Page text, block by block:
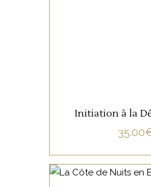
Initiation à la
35.00